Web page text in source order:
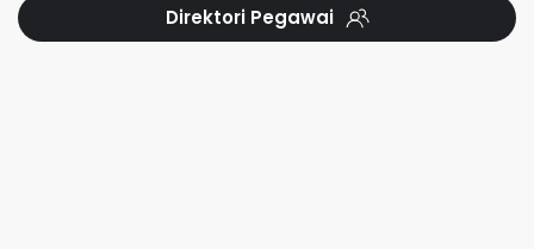
Direktori Pegawai